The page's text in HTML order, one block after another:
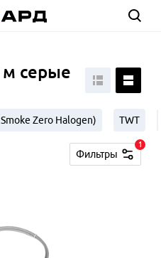
м серые
Zero Halogen) TWT
Фильтры
1